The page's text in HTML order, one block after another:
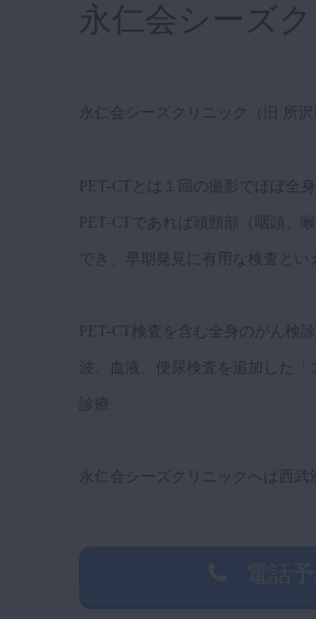
永仁会シーズ
永仁会シーズクリニック（旧 所
PET-CTとは１回の撮影でほぼ全
PET-CTであれば頭頸部（咽頭、
でき、早期発見に有用な検査とい
PET-CT検査を含む全身のがん検
波、血液、便尿検査を追加した
永仁会シーズクリニックへは西